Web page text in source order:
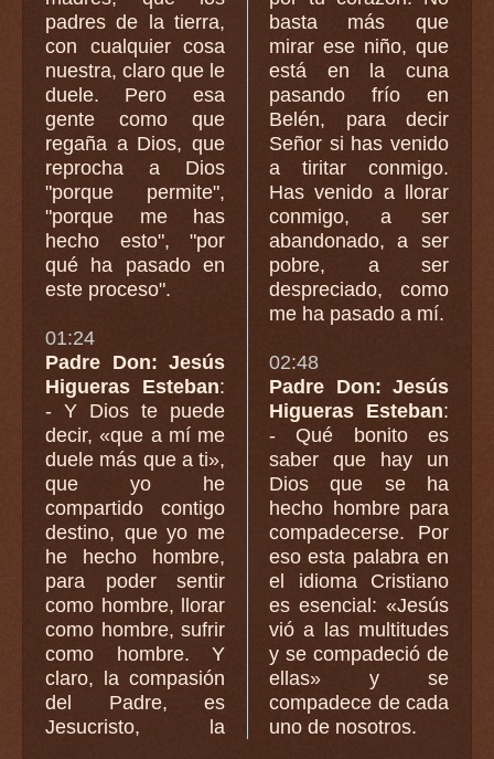
padres de la tierra,
con cualquier cosa
nuestra, claro que le
duele. Pero esa
gente como que
regaña a Dios, que
reprocha a Dios
"porque permite",
"porque me has
hecho esto", "por
qué ha pasado en
este proceso".
01:24
Padre Don: Jesús
Higueras Esteban:
- Y Dios te puede
decir, «que a mí me
duele más que a ti»,
que yo he
compartido contigo
destino, que yo me
he hecho hombre,
para poder sentir
como hombre, llorar
como hombre, sufrir
como hombre. Y
claro, la compasión
del Padre, es
Jesucristo, la
basta más que
mirar ese niño, que
está en la cuna
pasando frío en
Belén, para decir
Señor si has venido
a tiritar conmigo.
Has venido a llorar
conmigo, a ser
abandonado, a ser
pobre, a ser
despreciado, como
me ha pasado a mí.
02:48
Padre Don: Jesús
Higueras Esteban:
- Qué bonito es
saber que hay un
Dios que se ha
hecho hombre para
compadecerse. Por
eso esta palabra en
el idioma Cristiano
es esencial: «Jesús
vió a las multitudes
y se compadeció de
ellas» y se
compadece de cada
uno de nosotros.